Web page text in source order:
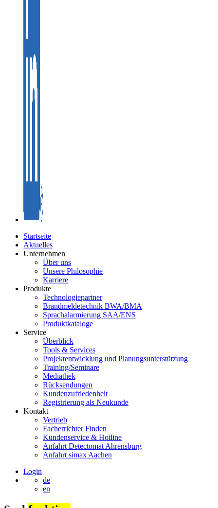
Startseite
Aktuelles
Unternehmen
Über uns
Unsere Philosophie
Karriere
Produkte
Technologiepartner
Brandmeldetechnik BWA/BMA
Sprachalarmierung SAA/ENS
Produktkataloge
Service
Überblick
Tools & Services
Projektentwicklung und Planungsunterstützung
Training/Seminare
Mediathek
Rücksendungen
Kundenzufriedenheit
Registrierung als Neukunde
Kontakt
Vertrieb
Facherrichter Finden
Kundenservice & Hotline
Anfahrt Detectomat Ahrensburg
Anfahrt simax Aachen
Login
de
en